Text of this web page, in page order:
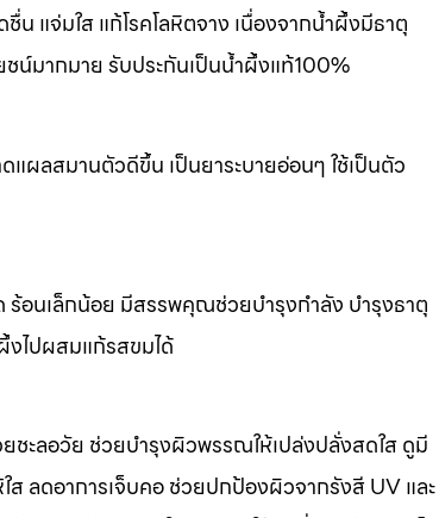
น แจ่มใส แก้โรคโลหิตจาง เนื่องจากน้ำผึ้งมีธาตุ
ชน์มากมาย รับประกันเป็นน้ำผึ้งแท้100%
ผลสมานตัวดีขึ้น เป็นยาระบายอ่อนๆ ใช้เป็นตัว
ร้อนเล็กน้อย มีสรรพคุณช่วยบำรุงกำลัง บำรุงธาตุ
งไปผสมแก้รสขมได้
ชะลอวัย ช่วยบำรุงผิวพรรณให้เปล่งปลั่งสดใส ดูมี
ส ลดอาการเจ็บคอ ช่วยปกป้องผิวจากรังสี UV และ